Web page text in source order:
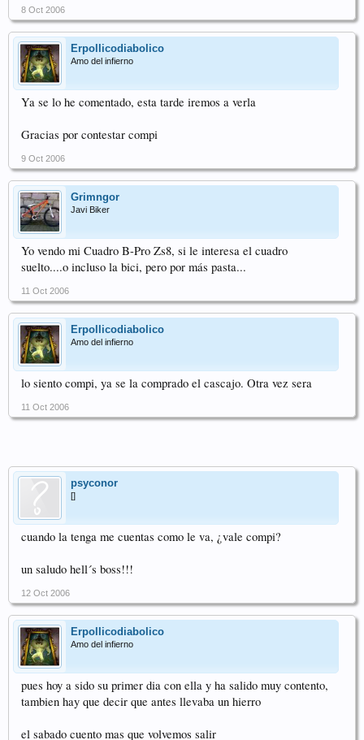
8 Oct 2006
Erpollicodiabolico
Amo del infierno
Ya se lo he comentado, esta tarde iremos a verla
Gracias por contestar compi
9 Oct 2006
Grimngor
Javi Biker
Yo vendo mi Cuadro B-Pro Zs8, si le interesa el cuadro
suelto....o incluso la bici, pero por más pasta...
11 Oct 2006
Erpollicodiabolico
Amo del infierno
lo siento compi, ya se la comprado el cascajo. Otra vez sera
11 Oct 2006
psyconor
[]
cuando la tenga me cuentas como le va, ¿vale compi?
un saludo hell´s boss!!!
12 Oct 2006
Erpollicodiabolico
Amo del infierno
pues hoy a sido su primer dia con ella y ha salido muy contento,
tambien hay que decir que antes llevaba un hierro
el sabado cuento mas que volvemos salir